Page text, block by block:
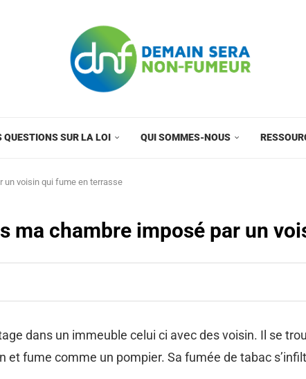
QUESTIONS SUR LA LOI QUI SOMMES-NOUS
un voisin qui fume en terrasse
ma chambre imposé par un
dans un immeuble celui ci avec des voisin. Il se
et fume comme un pompier. Sa fumée de tabac